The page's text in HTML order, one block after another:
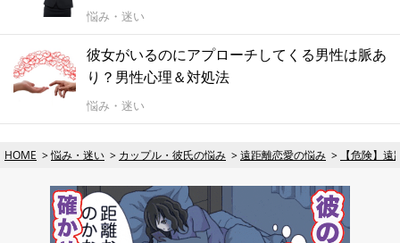
悩み・迷い
彼女がいるのにアプローチしてくる男性は脈あ
り？男性心理＆対処法
悩み・迷い
HOME 悩み・迷い カップル・彼氏の悩み 遠距離恋愛の悩み 【危険】